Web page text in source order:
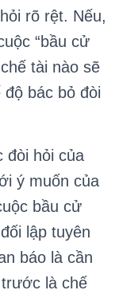
rõ rệt. Nếu,
“bầu cử
tài nào sẽ
bác bỏ đòi
hỏi của
ý muốn của
bầu cử
lập tuyên
báo là cần
là chế